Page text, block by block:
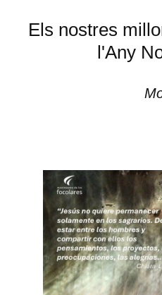
Els nostres
l'Any